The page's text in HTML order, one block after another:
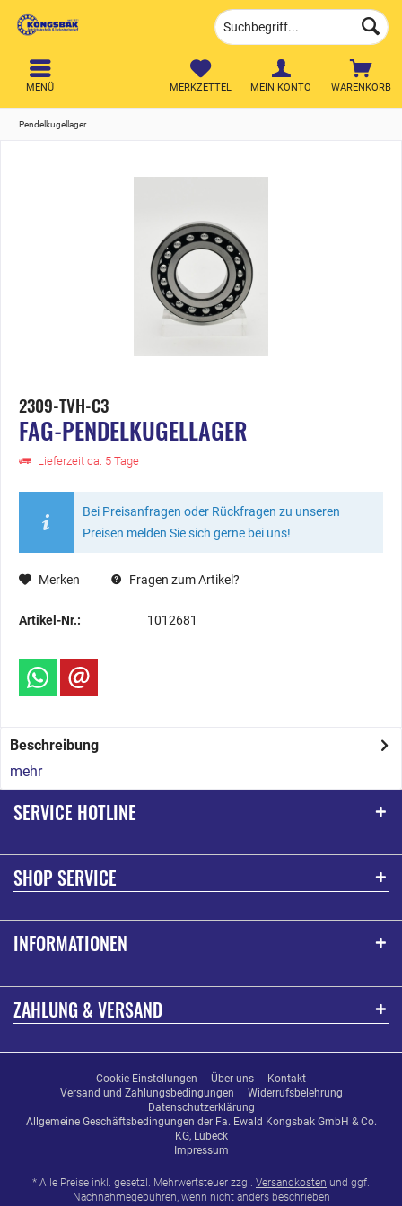
WARENKORB
MERKZETTEL MEIN KONTO
MENÜ
Pendelkugellager
2309-TVH-C3
FAG-PENDELKUGELLAGER
Lieferzeit ca. 5 Tage
Bei Preisanfragen oder Rückfragen zu unseren
Preisen melden Sie sich gerne bei uns!
Merken Fragen zum Artikel?
Artikel-Nr.: 1012681
Beschreibung
mehr
SERVICE HOTLINE
SHOP SERVICE
INFORMATIONEN
ZAHLUNG & VERSAND
Cookie-Einstellungen Über uns
Kontakt
Versand und Zahlungsbedingungen
Widerrufsbelehrung
Datenschutzerklärung
Allgemeine Geschäftsbedingungen der Fa. Ewald Kongsbak GmbH & Co.
KG, Lübeck
Impressum
* Alle Preise inkl. gesetzl. Mehrwertsteuer zzgl. Versandkosten und ggf.
Nachnahmegebühren, wenn nicht anders beschrieben